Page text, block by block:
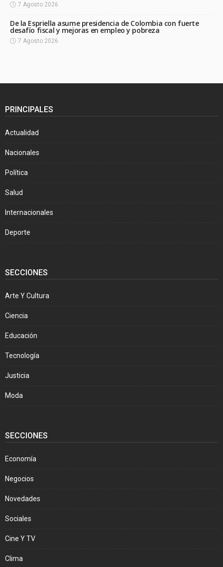
7 Agosto 2026
De la Espriella asume presidencia de Colombia con fuerte
desafío fiscal y mejoras en empleo y pobreza
7 Agosto 2026
PRINCIPALES
Actualidad
Nacionales
Política
Salud
Internacionales
Deporte
SECCIONES
Arte Y Cultura
Ciencia
Educación
Tecnología
Justicia
Moda
SECCIONES
Economía
Negocios
Novedades
Sociales
Cine Y TV
Clima